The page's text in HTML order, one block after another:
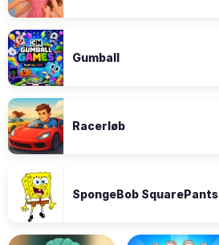
Gumball
Racerløb
SpongeBob SquarePants